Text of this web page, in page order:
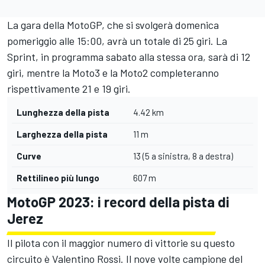
La gara della MotoGP, che si svolgerà domenica
pomeriggio alle 15:00, avrà un totale di 25 giri. La
Sprint, in programma sabato alla stessa ora, sarà di 12
giri, mentre la Moto3 e la Moto2 completeranno
rispettivamente 21 e 19 giri.
Lunghezza della pista 4.42 km
Larghezza della pista 11 m
Curve 13 (5 a sinistra, 8 a destra)
Rettilineo più lungo 607 m
MotoGP 2023: i record della pista di
Jerez
Il pilota con il maggior numero di vittorie su questo
circuito è Valentino Rossi. Il nove volte campione del